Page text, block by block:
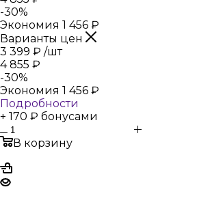
-30%
Экономия 1 456 ₽
Варианты цен
3 399 ₽ /шт
4 855 ₽
-30%
Экономия 1 456 ₽
Подробности
+ 170 ₽ бонусами
В корзину